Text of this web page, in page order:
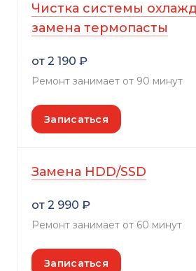
Чистка системы
замена термопасты
от 2 190 ₽
Ремонт занимает от 90 минут
Записаться
Замена HDD/SSD
от 2 990 ₽
Ремонт занимает от 60 минут
Записаться